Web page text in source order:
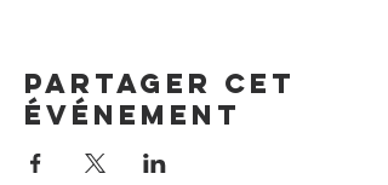
Partager cet
événement